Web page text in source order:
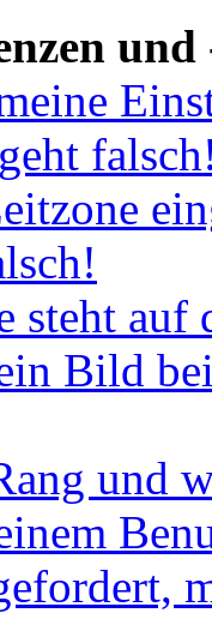
und
steht
Bild
und